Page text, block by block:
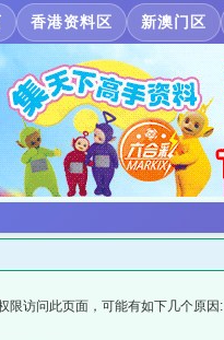
香港资料区 新澳门区
限访问此页面，可能有如下几个原因: